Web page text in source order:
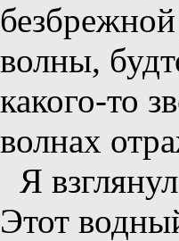
волны,
какого-то
волнах
Я
Этот